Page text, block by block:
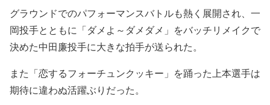
グラウンドでのパフォーマンスバトルも熱く展開され、一
岡投手とともに「ダメよ～ダメダメ」をバッチリメイクで
決めた中田廉投手に大きな拍手が送られた。
また「恋するフォーチュンクッキー」を踊った上本選手は
期待に違わぬ活躍ぶりだった。